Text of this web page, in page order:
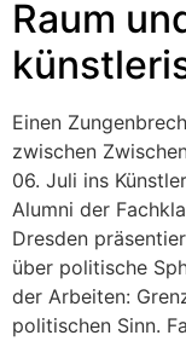
Raum
Einen
zwischen
06. Juli ins
Alumni der
Dresden
über politische
der Arbeiten:
politischen Sinn.